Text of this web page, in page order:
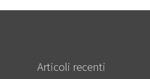
Articoli recenti